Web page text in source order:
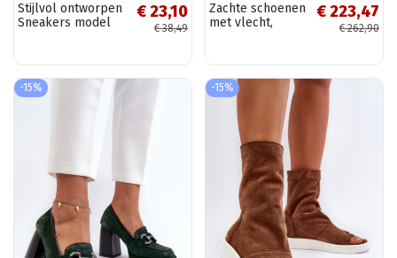
Stijlvol ontworpen
Sneakers model
€ 23,10
€ 38,49
Zachte schoenen
met vlecht,
04 zandkleur
€ 223,47
€ 262,90
-15% -15%